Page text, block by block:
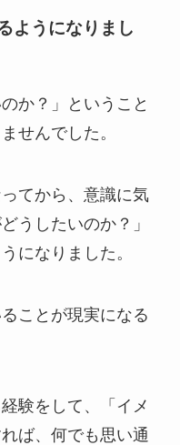
ようになりまし
か？」ということ
せんでした。
てから、意識に気
うしたいのか？」
になりました。
ことが現実になる
験をして、「イメ
ば、何でも思い通